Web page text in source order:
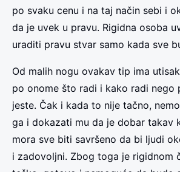
po svaku cenu i na taj način sebi i
da je uvek u pravu. Rigidna osoba
uraditi pravu stvar samo kada sve
Od malih nogu ovakav tip ima
po onome što radi i kako radi nego
jeste. Čak i kada to nije tačno,
ga i dokazati mu da je dobar takav
mora sve biti savršeno da bi ljudi
i zadovoljni. Zbog toga je rigidnom